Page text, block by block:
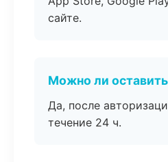
сайте.
Можно ли
Да, после
течение 24 ч.